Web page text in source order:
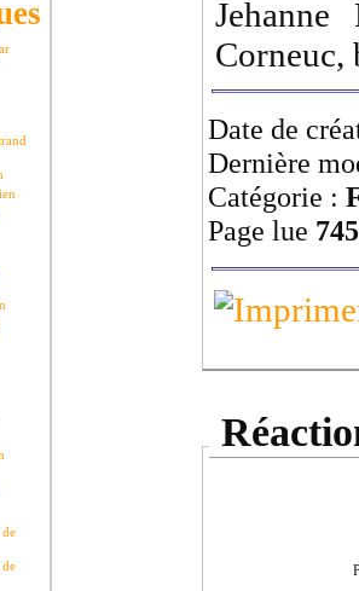
Jehanne
Corneuc,
Date de
Dernière
Catégorie :
Page lue